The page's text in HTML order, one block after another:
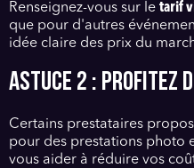
Renseignez-vous sur le tarif
que pour d'autres
idée claire des prix du
Astuce 2 : Profitez
Certains prestataires
pour des prestations photo
vous aider à réduire vos